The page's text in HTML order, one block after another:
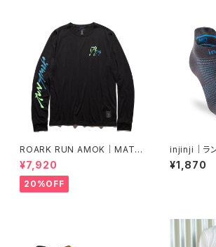
ROARK RUN AMOK｜MATHI
S LS col.BLACK FJORD
¥7,920
20%OFF
injinji｜ラン
ショー（カー
¥1,870